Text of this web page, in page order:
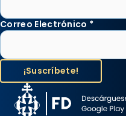
Correo Electrónico *